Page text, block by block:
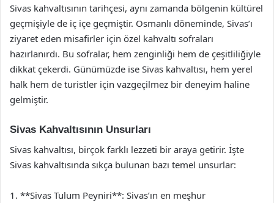
Sivas kahvaltısının tarihçesi, aynı zamanda bölgenin kültürel
geçmişiyle de iç içe geçmiştir. Osmanlı döneminde, Sivas’ı
ziyaret eden misafirler için özel kahvaltı sofraları
hazırlanırdı. Bu sofralar, hem zenginliği hem de çeşitliliğiyle
dikkat çekerdi. Günümüzde ise Sivas kahvaltısı, hem yerel
halk hem de turistler için vazgeçilmez bir deneyim haline
gelmiştir.
Sivas Kahvaltısının Unsurları
Sivas kahvaltısı, birçok farklı lezzeti bir araya getirir. İşte
Sivas kahvaltısında sıkça bulunan bazı temel unsurlar:
1. **Sivas Tulum Peyniri**: Sivas’ın en meşhur